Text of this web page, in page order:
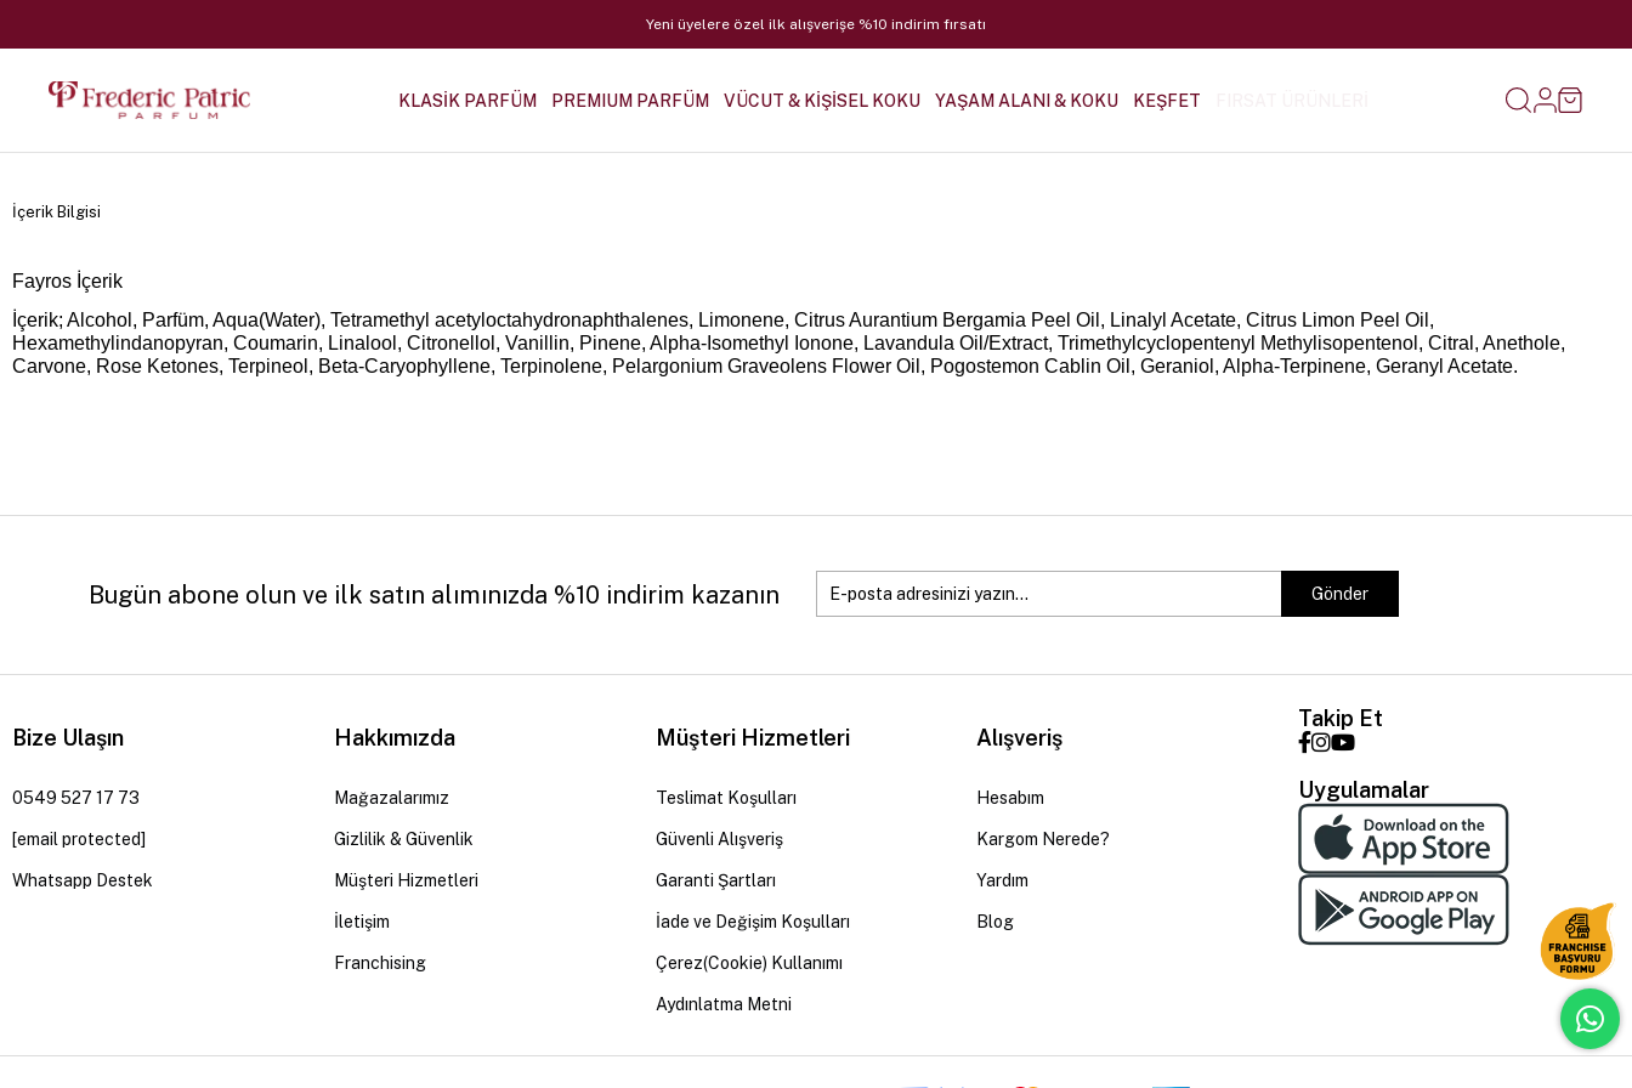
Yeni üyelere özel ilk alışverişe %10 indirim fırsatı
KLASİK PARFÜM PREMIUM PARFÜM VÜCUT & KİŞİSEL KOKU YAŞAM ALANI & KOKU KEŞFET
İçerik Bilgisi
Fayros İçerik
İçerik; Alcohol, Parfüm, Aqua(Water), Tetramethyl acetyloctahydronaphthalenes, Limonene, Citrus Aurantium Bergamia Peel Oil, Linalyl Acetate, Citrus Limon Peel Oil,
Hexamethylindanopyran, Coumarin, Linalool, Citronellol, Vanillin, Pinene, Alpha-Isomethyl Ionone, Lavandula Oil/Extract, Trimethylcyclopentenyl Methylisopentenol, Citral, Anethole,
Carvone, Rose Ketones, Terpineol, Beta-Caryophyllene, Terpinolene, Pelargonium Graveolens Flower Oil, Pogostemon Cablin Oil, Geraniol, Alpha-Terpinene, Geranyl Acetate.
Bugün abone olun ve ilk satın alımınızda %10 indirim kazanın Gönder
Bize Ulaşın
0549 527 17 73
[email protected]
Whatsapp Destek
Hakkımızda
Mağazalarımız
Gizlilik & Güvenlik
Müşteri Hizmetleri
İletişim
Franchising
Müşteri Hizmetleri
Teslimat Koşulları
Güvenli Alışveriş
Garanti Şartları
İade ve Değişim Koşulları
Çerez(Cookie) Kullanımı
Aydınlatma Metni
Alışveriş
Hesabım
Kargom Nerede?
Yardım
Blog
Takip Et
Uygulamalar